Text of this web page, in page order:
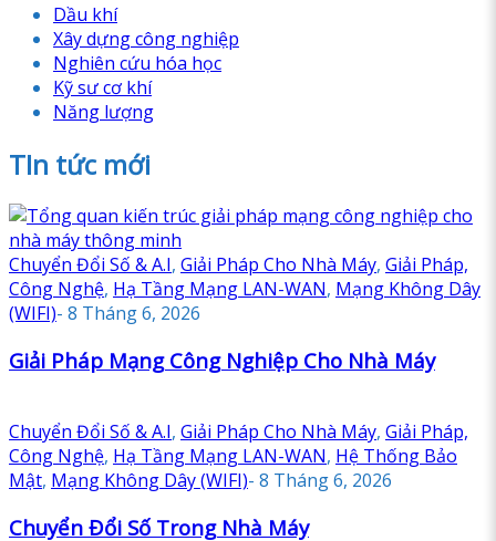
Dầu khí
Xây dựng công nghiệp
Nghiên cứu hóa học
Kỹ sư cơ khí
Năng lượng
TIn tức mới
Chuyển Đổi Số & A.I, Giải Pháp Cho Nhà Máy, Giải Pháp,
Công Nghệ, Hạ Tầng Mạng LAN-WAN, Mạng Không Dây
(WIFI)- 8 Tháng 6, 2026
Giải Pháp Mạng Công Nghiệp Cho Nhà Máy
Chuyển Đổi Số & A.I, Giải Pháp Cho Nhà Máy, Giải Pháp,
Công Nghệ, Hạ Tầng Mạng LAN-WAN, Hệ Thống Bảo
Mật, Mạng Không Dây (WIFI)- 8 Tháng 6, 2026
Chuyển Đổi Số Trong Nhà Máy